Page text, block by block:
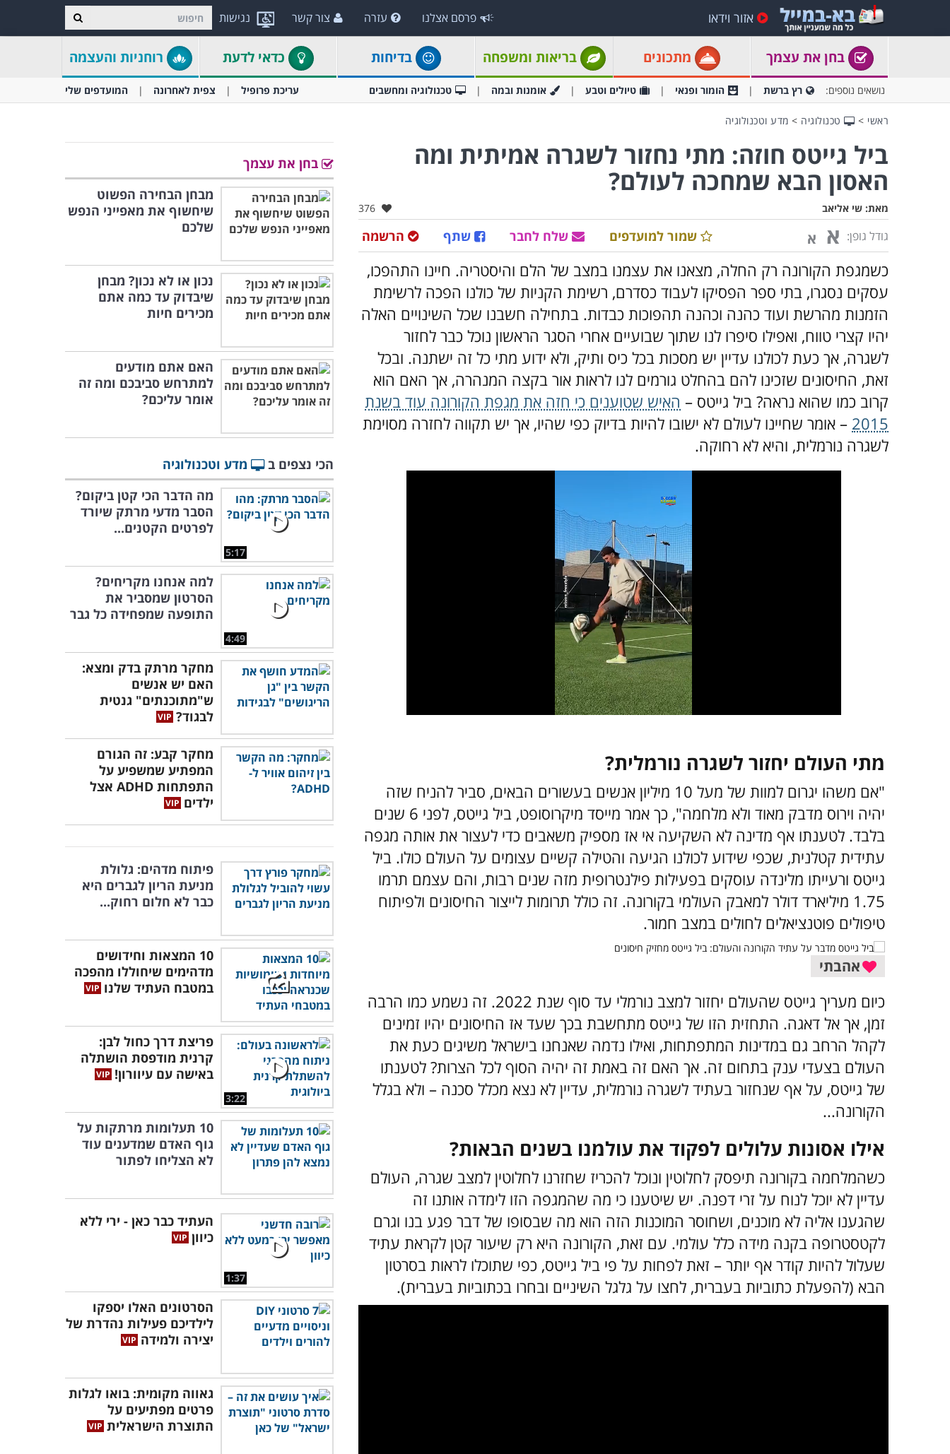
נגישות אזור וידאו פרסם אצלנו עזרה צור קשר
בחן את עצמך מתכונים בריאות ומשפחה בדיחות כדאי לדעת רוחניות והעצמה
נושאים נוספים: רץ ברשת הומור ופנאי טיולים וטבע אומנות ובמה טכנולוגיה ומחשבים עריכת פרופיל צפית לאחרונה המועדפים שלי
ראשי > טכנולוגיה > מדע וטכנולוגיה
ביל גייטס חוזה: מתי נחזור לשגרה אמיתית ומה
האסון הבא שמחכה לעולם?
מאת: שי אליאב אהבו:
376
גודל גופן: א א הרשמה שתף שלח לחבר שמור למועדפים
כשמגפת הקורונה רק החלה, מצאנו את עצמנו במצב של הלם והיסטריה. חיינו התהפכו,
עסקים נסגרו, בתי ספר הפסיקו לעבוד כסדרם, רשימת הקניות של כולנו הפכה לרשימת
הזמנות מהרשת ועוד כהנה וכהנה תהפוכות כבדות. בתחילה חשבנו שכל השינויים האלה
יהיו קצרי טווח, ואפילו סיפרו לנו שתוך שבועיים אחרי הסגר הראשון נוכל כבר לחזור
לשגרה, אך כעת לכולנו עדיין יש מסכות בכל כיס ותיק, ולא ידוע מתי כל זה ישתנה. ובכל
זאת, החיסונים שזכינו להם בהחלט גורמים לנו לראות אור בקצה המנהרה, אך האם הוא
קרוב כמו שהוא נראה? ביל גייטס – האיש שטוענים כי חזה את מגפת הקורונה עוד בשנת
2015 – אומר שחיינו לעולם לא ישובו להיות בדיוק כפי שהיו, אך יש תקווה לחזרה מסוימת
לשגרה נורמלית, והיא לא רחוקה.
מתי העולם יחזור לשגרה נורמלית?
"אם משהו יגרום למוות של מעל 10 מיליון אנשים בעשורים הבאים, סביר להניח שזה
יהיה וירוס מדבק מאוד ולא מלחמה", כך אמר מייסד מיקרוסופט, ביל גייטס, לפני 6 שנים
בלבד. לטענתו אף מדינה לא השקיעה אי אז מספיק משאבים כדי לעצור את אותה מגפה
עתידית קטלנית, שכפי שידוע לכולנו הגיעה והטילה קשיים עצומים על העולם כולו. ביל
גייטס ורעייתו מלינדה עוסקים בפעילות פילנטרופית מזה שנים רבות, והם עצמם תרמו
1.75 מיליארד דולר למאבק העולמי בקורונה. זה כולל תרומות לייצור החיסונים ולפיתוח
טיפולים פוטנציאלים לחולים במצב חמור.
אהבתי
כיום מעריך גייטס שהעולם יחזור למצב נורמלי עד סוף שנת 2022. זה נשמע כמו הרבה
זמן, אך אל דאגה. התחזית הזו של גייטס מתחשבת בכך שעד אז החיסונים יהיו זמינים
לקהל הרחב גם במדינות המתפתחות, ואילו נדמה שאנחנו בישראל משיגים כעת את
העולם בצעדי ענק בתחום זה. אך האם זה באמת זה יהיה הסוף לכל הצרות? לטענתו
של גייטס, על אף שנחזור בעתיד לשגרה נורמלית, עדיין לא נצא מכלל סכנה – ולא בגלל
הקורונה...
אילו אסונות עלולים לפקוד את עולמנו בשנים הבאות?
כשהמלחמה בקורונה תיפסק לחלוטין ונוכל להכריז שחזרנו לחלוטין למצב שגרה, העולם
עדיין לא יוכל לנוח על זרי דפנה. יש שיטענו כי מה שהמגפה הזו לימדה אותנו זה
שהגענו אליה לא מוכנים, ושחוסר המוכנות הזה הוא מה שבסופו של דבר פגע בנו וגרם
לקטסטרופה בקנה מידה כלל עולמי. עם זאת, הקורונה היא רק שיעור קטן לקראת עתיד
שעלול להיות קודר אף יותר – זאת לפחות על פי ביל גייטס, כפי שתוכלו לראות בסרטון
הבא (להפעלת כתוביות בעברית, לחצו על גלגל השיניים ובחרו בכתוביות בעברית).
בחן את עצמך
מבחן הבחירה הפשוט
שיחשוף את מאפייני הנפש
שלכם
נכון או לא נכון? מבחן
שיבדוק עד כמה אתם
מכירים חיות
האם אתם מודעים
למתרחש סביבכם ומה זה
אומר עליכם?
הכי נצפים ב מדע וטכנולוגיה
5:17
מה הדבר הכי קטן ביקום?
הסבר מדעי מרתק שיורד
לפרטים הקטנים...
4:49
למה אנחנו מקריחים?
הסרטון שמסביר את
התופעה שמפחידה כל גבר
מחקר מרתק בדק ומצא:
האם יש אנשים
ש"מתוכנתים" גנטית
לבגוד?
מחקר קבע: זה הגורם
המפתיע שמשפיע על
התפתחות ADHD אצל
ילדים
פיתוח מדהים: גלולת
מניעת הריון לגברים היא
כבר לא חלום רחוק...
10 המצאות וחידושים
מדהימים שיחוללו מהפכה
במטבח העתיד שלנו
3:22
פריצת דרך כחול לבן:
קרנית מודפסת הושתלה
באישה עם עיוורון!
10 תעלומות מרתקות על
גוף האדם שמדענים עוד
לא הצליחו לפתור
1:37
העתיד כבר כאן - ירי ללא
כיוון
הסרטונים האלו יספקו
לילדיכם פעילות נהדרת של
יצירה ולמידה
גאווה מקומית: בואו לגלות
פרטים מפתיעים על
התוצרת הישראלית